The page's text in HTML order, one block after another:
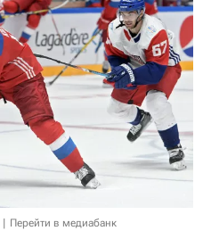
Перейти в медиабанк